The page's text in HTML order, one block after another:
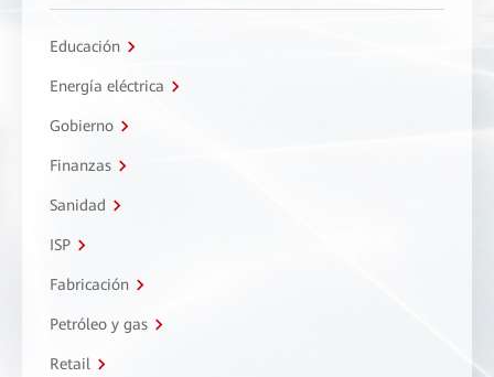
Educación
Energía eléctrica
Gobierno
Finanzas
Sanidad
ISP
Fabricación
Petróleo y gas
Retail